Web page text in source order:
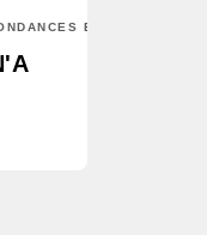
ET CHRONIQUES